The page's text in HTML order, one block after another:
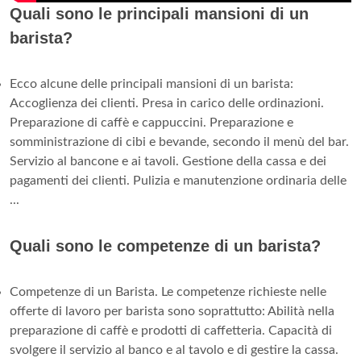
Quali sono le principali mansioni di un
barista?
Ecco alcune delle principali mansioni di un barista:
Accoglienza dei clienti. Presa in carico delle ordinazioni.
Preparazione di caffè e cappuccini. Preparazione e
somministrazione di cibi e bevande, secondo il menù del bar.
Servizio al bancone e ai tavoli. Gestione della cassa e dei
pagamenti dei clienti. Pulizia e manutenzione ordinaria delle
...
Quali sono le competenze di un barista?
Competenze di un Barista. Le competenze richieste nelle
offerte di lavoro per barista sono soprattutto: Abilità nella
preparazione di caffè e prodotti di caffetteria. Capacità di
svolgere il servizio al banco e al tavolo e di gestire la cassa.